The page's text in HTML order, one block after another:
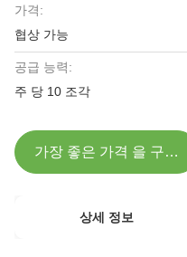
가격:
협상 가능
공급 능력:
주 당 10 조각
가장 좋은 가격 을 구하라
상세 정보